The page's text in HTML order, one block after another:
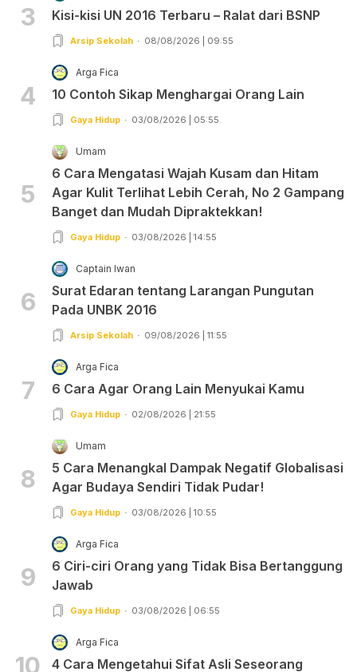
3 Kisi-kisi UN 2016 Terbaru – Ralat dari BSNP
Arsip Sekolah 08/08/2026 | 09:55
4
Arga Fica
10 Contoh Sikap Menghargai Orang Lain
Gaya Hidup 03/08/2026 | 05:55
5
Umam
6 Cara Mengatasi Wajah Kusam dan Hitam
Agar Kulit Terlihat Lebih Cerah, No 2 Gampang
Banget dan Mudah Dipraktekkan!
Gaya Hidup 03/08/2026 | 14:55
6
Captain Iwan
Surat Edaran tentang Larangan Pungutan
Pada UNBK 2016
Arsip Sekolah 09/08/2026 | 11:55
7
Arga Fica
6 Cara Agar Orang Lain Menyukai Kamu
Gaya Hidup 02/08/2026 | 21:55
8
Umam
5 Cara Menangkal Dampak Negatif Globalisasi
Agar Budaya Sendiri Tidak Pudar!
Gaya Hidup 03/08/2026 | 10:55
9
Arga Fica
6 Ciri-ciri Orang yang Tidak Bisa Bertanggung
Jawab
Gaya Hidup 03/08/2026 | 06:55
10
Arga Fica
4 Cara Mengetahui Sifat Asli Seseorang